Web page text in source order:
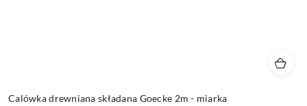
Calówka drewniana składana Goecke 2m - miarka